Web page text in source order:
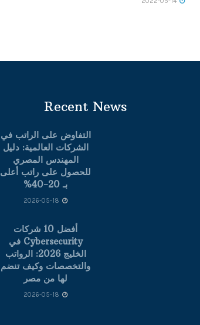
Recent News
التفاوض على الراتب في
الشركات العالمية: دليل
المهندس المصري
للحصول على راتب أعلى
بـ 20-40%
أفضل 10 شركات
Cybersecurity في
الخليج 2026: الرواتب
والتخصصات وكيف تنضم
لها من مصر